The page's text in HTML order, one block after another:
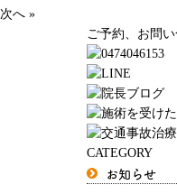
次へ »
ご予約、お問
CATEGORY
お知らせ